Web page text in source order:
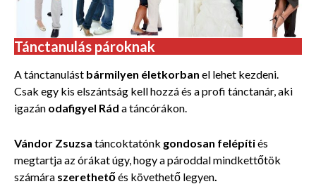
Tánctanulás pároknak
A tánctanulást bármilyen életkorban el lehet kezdeni.
Csak egy kis elszántság kell hozzá és a profi tánctanár, aki
igazán odafigyel Rád a táncórákon.
Vándor Zsuzsa táncoktatónk gondosan felépítiés
megtartja az órákat úgy, hogy a pároddal mindkettőtök
számára szerethetőés követhető legyen